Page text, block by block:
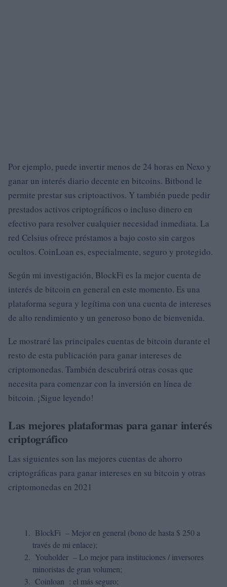
Por ejemplo, puede invertir menos de 24 horas en Nexo y
ganar un interés diario decente en bitcoins. Bitbond le
permite prestar sus criptoactivos. Y también puede pedir
prestados activos criptográficos o incluso dinero en
efectivo para resolver cualquier necesidad inmediata. La
red Celsius ofrece préstamos a bajo costo sin cargos
ocultos. CoinLoan es, especialmente, seguro y protegido.
Según mi investigación, BlockFi es la mejor cuenta de
interés de bitcoin en general en este momento. Es una
plataforma segura y legítima con una cuenta de intereses
de alto rendimiento y un generoso bono de bienvenida.
Le mostraré las principales cuentas de bitcoin durante el
resto de esta publicación para ganar intereses de
criptomonedas. También descubrirá otras cosas que
necesita para comenzar con la inversión en línea de
bitcoin. ¡Sigue leyendo!
Las mejores plataformas para ganar interés
criptográfico
Las siguientes son las mejores cuentas de ahorro
criptográficas para ganar intereses en su bitcoin y otras
criptomonedas en 2021
BlockFi – Mejor en general (bono de hasta $ 250 a
través de mi enlace);
Youholder – Lo mejor para instituciones / inversores
minoristas de gran volumen;
Coinloan : el más seguro;